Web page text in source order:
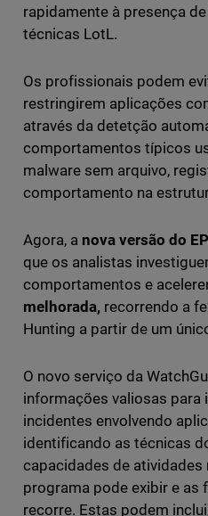
rapidamente à presença
técnicas LotL.
Os profissionais podem
restringirem aplicações
através da detetção
comportamentos típicos
malware sem arquivo,
comportamento na
Agora, a nova versão do
que os analistas
comportamentos e
melhorada, recorrendo a
Hunting a partir de um
O novo serviço da
informações valiosas para
incidentes envolvendo
identificando as técnicas
capacidades de atividades
programa pode exibir e as
recorre. Estas podem